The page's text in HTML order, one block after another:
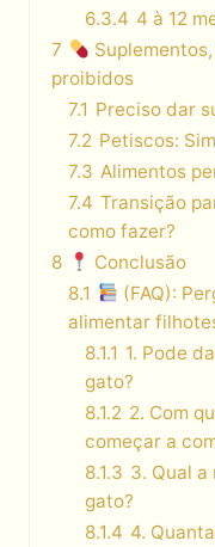
6.3.4 4 à 12
7
proibidos
7.1 Preciso dar
7.2 Petiscos:
7.3 Alimentos
7.4 Transição
como fazer?
8
Conclusão
8.1
(FAQ):
alimentar
8.1.1 1. Pode
gato?
8.1.2 2. Com
começar a
8.1.3 3. Qual
gato?
8.1.4 4.